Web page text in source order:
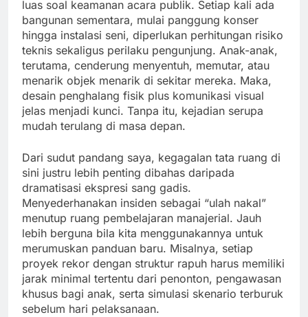
luas soal keamanan acara publik. Setiap kali ada
bangunan sementara, mulai panggung konser
hingga instalasi seni, diperlukan perhitungan risiko
teknis sekaligus perilaku pengunjung. Anak-anak,
terutama, cenderung menyentuh, memutar, atau
menarik objek menarik di sekitar mereka. Maka,
desain penghalang fisik plus komunikasi visual
jelas menjadi kunci. Tanpa itu, kejadian serupa
mudah terulang di masa depan.
Dari sudut pandang saya, kegagalan tata ruang di
sini justru lebih penting dibahas daripada
dramatisasi ekspresi sang gadis.
Menyederhanakan insiden sebagai “ulah nakal”
menutup ruang pembelajaran manajerial. Jauh
lebih berguna bila kita menggunakannya untuk
merumuskan panduan baru. Misalnya, setiap
proyek rekor dengan struktur rapuh harus memiliki
jarak minimal tertentu dari penonton, pengawasan
khusus bagi anak, serta simulasi skenario terburuk
sebelum hari pelaksanaan.